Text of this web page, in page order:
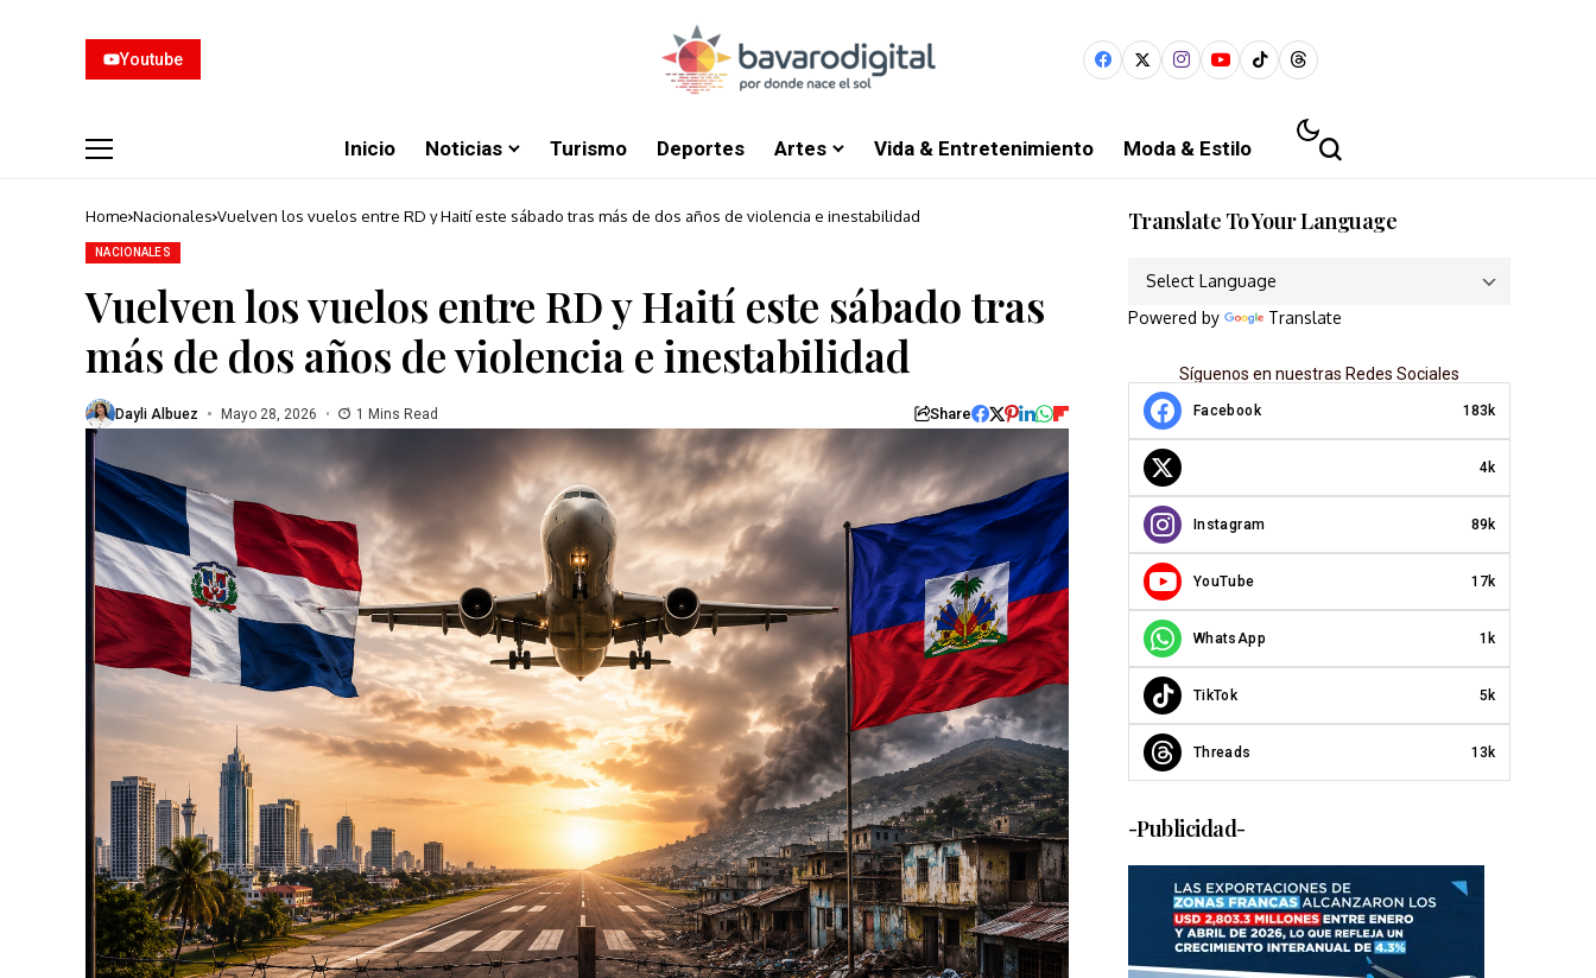
Youtube
Inicio Noticias Turismo Deportes Artes Vida & Entretenimiento Moda & Estilo
Home Nacionales Vuelven los vuelos entre RD y Haití este sábado tras más de dos años de violencia e inestabilidad
NACIONALES
Vuelven los vuelos entre RD y Haití este sábado tras
más de dos años de violencia e inestabilidad
Dayli Albuez Mayo 28, 2026 1 Mins Read Share
Translate To Your Language
Powered by Translate
Síguenos en nuestras Redes Sociales
Facebook 183k
4k
Instagram 89k
YouTube 17k
WhatsApp 1k
TikTok 5k
Threads 13k
-Publicidad-